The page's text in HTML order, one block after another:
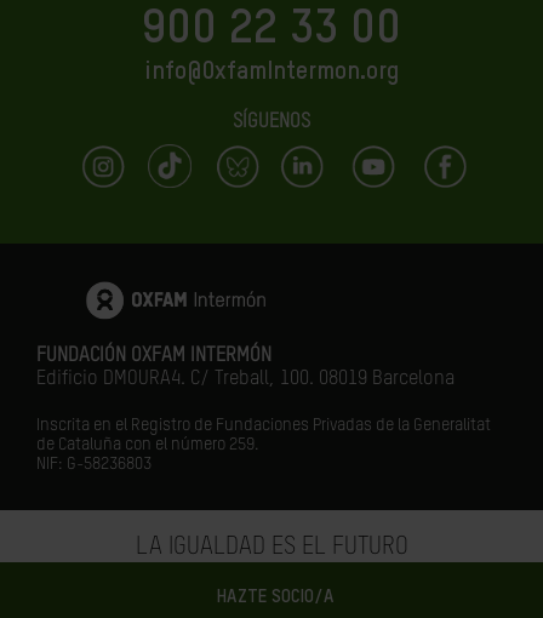
HAZTE SOCIO/A
900 22 33 00
info@OxfamIntermon.org
SÍGUENOS
FUNDACIÓN OXFAM INTERMÓN
Edificio DMOURA4. C/ Treball, 100. 08019 Barcelona
Inscrita en el Registro de Fundaciones Privadas de la Generalitat
de Cataluña con el número 259.
NIF: G-58236803
LA IGUALDAD ES EL FUTURO